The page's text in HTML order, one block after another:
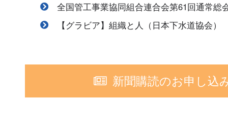
全国管工事業協同組合連合会第61回通常総
【グラビア】組織と人（日本下水道協会）
新聞購読のお申し込